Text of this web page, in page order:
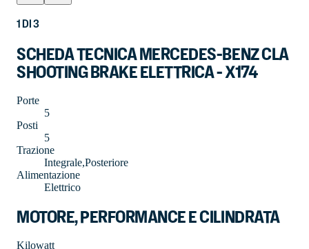
1DI3
SCHEDA TECNICA MERCEDES-BENZ CLA
SHOOTING BRAKE ELETTRICA - X174
Porte
5
Posti
5
Trazione
Integrale,Posteriore
Alimentazione
Elettrico
MOTORE, PERFORMANCE E CILINDRATA
Kilowatt